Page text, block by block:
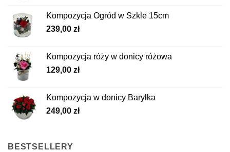
Kompozycja Ogród w Szkle 15cm
239,00 zł
Kompozycja róży w donicy różowa
129,00 zł
Kompozycja w donicy Baryłka
249,00 zł
BESTSELLERY